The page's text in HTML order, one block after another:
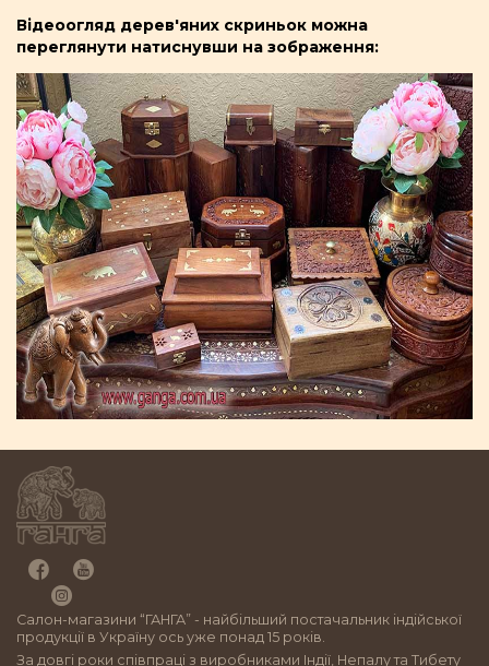
Відеоогляд дерев'яних скриньок можна
переглянути натиснувши на зображення:
Салон-магазини “ГАНГА” - найбільший постачальник індійської
продукції в Україну ось уже понад 15 років.
За довгі роки співпраці з виробниками Індії, Непалу та Тибету